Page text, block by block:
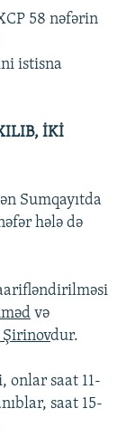
58 nəfərin
istisna
İKİ
Sumqayıtda
hələ də
və
dur.
onlar saat 11-
saat 15-